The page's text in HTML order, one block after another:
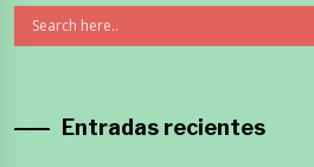
Entradas recientes